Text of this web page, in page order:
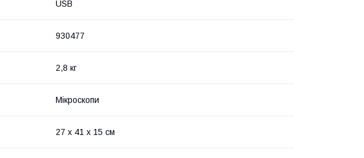
USB
930477
2,8 кг
Мікроскопи
27 х 41 х 15 см